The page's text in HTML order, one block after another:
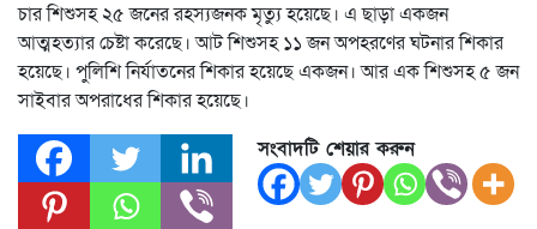
চার শিশুসহ ২৫ জনের রহস্যজনক মৃত্যু হয়েছে। এ ছাড়া একজন
আত্মহত্যার চেষ্টা করেছে। আট শিশুসহ ১১ জন অপহরণের ঘটনার শিকার
হয়েছে। পুলিশি নির্যাতনের শিকার হয়েছে একজন। আর এক শিশুসহ ৫ জন
সাইবার অপরাধের শিকার হয়েছে।
সংবাদটি শেয়ার করুন